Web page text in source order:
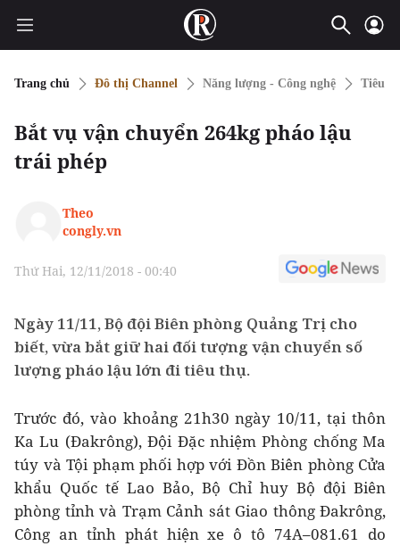
Trang chủ Đô thị Channel Năng lượng - Công nghệ Tiêu
Bắt vụ vận chuyển 264kg pháo lậu
trái phép
Theo
congly.vn
Thứ Hai, 12/11/2018 - 00:40
Ngày 11/11, Bộ đội Biên phòng Quảng Trị cho
biết, vừa bắt giữ hai đối tượng vận chuyển số
lượng pháo lậu lớn đi tiêu thụ.
Trước đó, vào khoảng 21h30 ngày 10/11, tại thôn
Ka Lu (Đakrông), Đội Đặc nhiệm Phòng chống Ma
túy và Tội phạm phối hợp với Đồn Biên phòng Cửa
khẩu Quốc tế Lao Bảo, Bộ Chỉ huy Bộ đội Biên
phòng tỉnh và Trạm Cảnh sát Giao thông Đakrông,
Công an tỉnh phát hiện xe ô tô 74A–081.61 do